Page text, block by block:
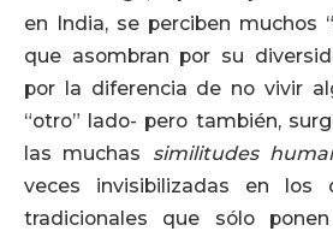
en India, se perciben muchos
que asombran por su
por la diferencia de no vivir
“otro” lado- pero también,
las muchas similitudes
veces invisibilizadas en los
tradicionales que sólo